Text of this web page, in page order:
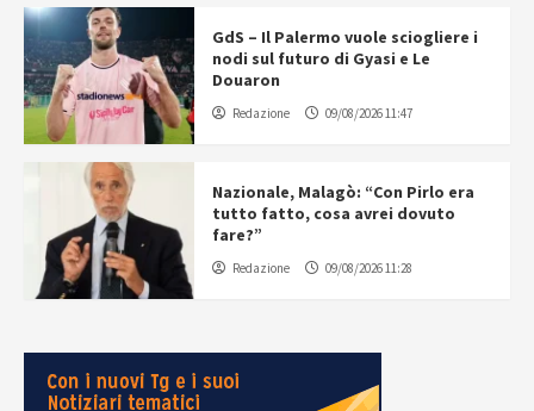
GdS – Il Palermo vuole sciogliere i
nodi sul futuro di Gyasi e Le
Douaron
Redazione 09/08/2026 11:47
Nazionale, Malagò: “Con Pirlo era
tutto fatto, cosa avrei dovuto
fare?”
Redazione 09/08/2026 11:28